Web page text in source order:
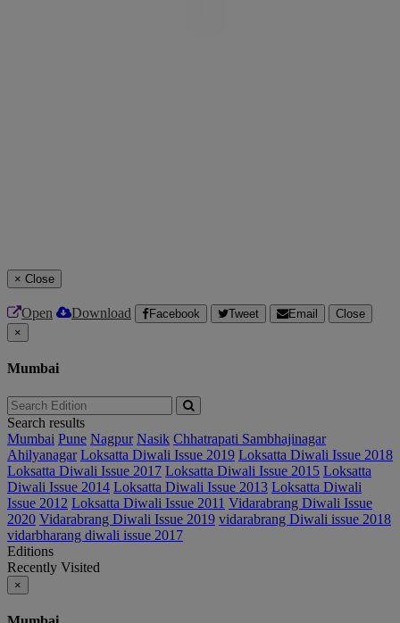
× Close
Open Download Facebook Tweet Email
Close
×
Mumbai
Search results
Mumbai Pune Nagpur Nasik Chhatrapati Sambhajinagar
Ahilyanagar Loksatta Diwali Issue 2019 Loksatta Diwali Issue 2018
Loksatta Diwali Issue 2017 Loksatta Diwali Issue 2015 Loksatta
Diwali Issue 2014 Loksatta Diwali Issue 2013 Loksatta Diwali
Issue 2012 Loksatta Diwali Issue 2011 Vidarabrang Diwali Issue
2020 Vidarabrang Diwali Issue 2019 vidarabrang Diwali issue 2018
vidarbharang diwali issue 2017
Editions
Recently Visited
×